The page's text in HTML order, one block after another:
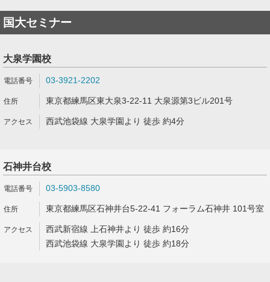
国大セミナー
大泉学園校
03-3921-2202
東京都練馬区東大泉3-22-11 大泉源第3ビル201号
西武池袋線 大泉学園より 徒歩 約4分
石神井台校
03-5903-8580
東京都練馬区石神井台5-22-41 フォーラム石神井 101号室
西武新宿線 上石神井より 徒歩 約16分
西武池袋線 大泉学園より 徒歩 約18分